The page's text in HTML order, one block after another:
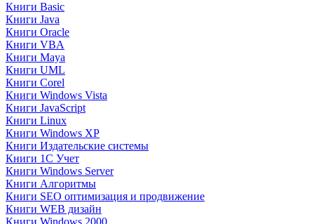
Книги Basic
Книги Java
Книги Oracle
Книги VBA
Книги Maya
Книги UML
Книги Corel
Книги Windows Vista
Книги JavaScript
Книги Linux
Книги Windows XP
Книги Издательские системы
Книги 1C Учет
Книги Windows Server
Книги Алгоритмы
Книги SEO оптимизация и продвижение
Книги WEB дизайн
Книги Windows 2000